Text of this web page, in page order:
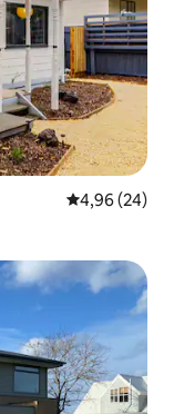
Évaluation
4,96 (24)